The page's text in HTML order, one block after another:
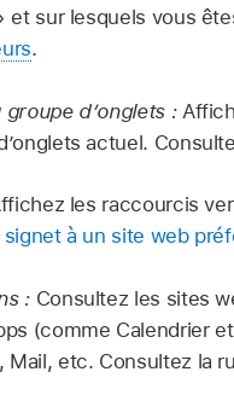
et sur lesquels vous
.
groupe d’onglets :
actuel.
les raccourcis
à un site web
: Consultez les sites
(comme Calendrier
Mail, etc. Consultez la